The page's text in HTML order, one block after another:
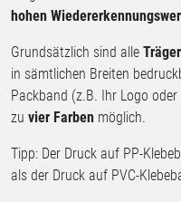
hohen
Grundsätzlich sind alle
in sämtlichen Breiten
Packband (z.B. Ihr Logo
zu vier Farben möglich.
Tipp: Der Druck auf PP-
als der Druck auf PVC-